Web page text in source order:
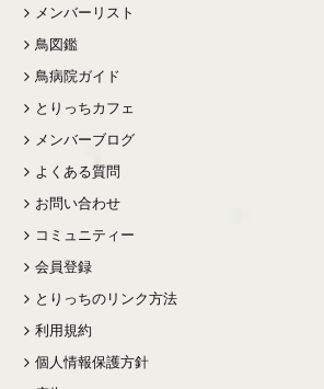
メンバーリスト
鳥図鑑
鳥病院ガイド
とりっちカフェ
メンバーブログ
よくある質問
お問い合わせ
コミュニティー
会員登録
とりっちのリンク方法
利用規約
個人情報保護方針